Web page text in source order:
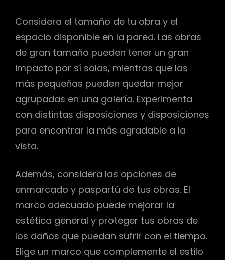
Considera el tamaño de tu obra y el
espacio disponible en la pared. Las obras
de gran tamaño pueden tener un gran
impacto por sí solas, mientras que las
más pequeñas pueden quedar mejor
agrupadas en una galería. Experimenta
con distintas disposiciones y disposiciones
para encontrar la más agradable a la
vista.
Además, considera las opciones de
enmarcado y paspartú de tus obras. El
marco adecuado puede mejorar la
estética general y proteger tus obras de
los daños que puedan sufrir con el tiempo.
Elige un marco que complemente el estilo